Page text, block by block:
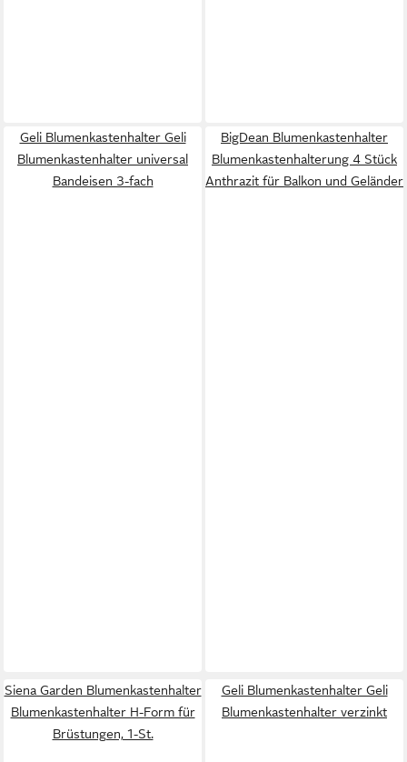
Geli Blumenkastenhalter Geli
Blumenkastenhalter universal
Bandeisen 3-fach
BigDean Blumenkastenhalter
Blumenkastenhalterung 4 Stück
Anthrazit für Balkon und Geländer
Siena Garden Blumenkastenhalter
Blumenkastenhalter H-Form für
Brüstungen, 1-St.
Geli Blumenkastenhalter Geli
Blumenkastenhalter verzinkt